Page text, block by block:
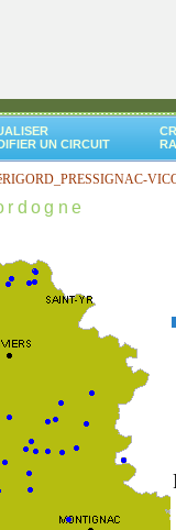
UN CIRCUIT